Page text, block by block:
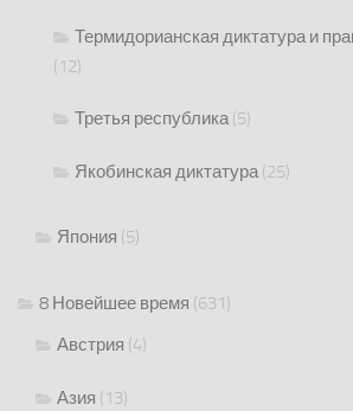
Термидорианская диктатура и
(12)
Третья республика(5)
Якобинская диктатура(25)
Япония (5)
8 Новейшее время (631)
Австрия (4)
Азия (13)